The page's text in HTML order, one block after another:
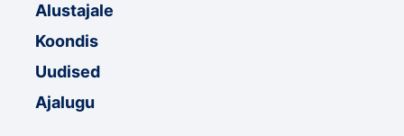
Alustajale
Koondis
Uudised
Ajalugu